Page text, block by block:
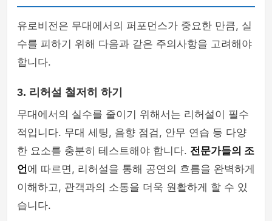
유로비전은 무대에서의 퍼포먼스가 중요한 만큼, 실
수를 피하기 위해 다음과 같은 주의사항을 고려해야
합니다.
3. 리허설 철저히 하기
무대에서의 실수를 줄이기 위해서는 리허설이 필수
적입니다. 무대 세팅, 음향 점검, 안무 연습 등 다양
한 요소를 충분히 테스트해야 합니다. 전문가들의 조
언에 따르면, 리허설을 통해 공연의 흐름을 완벽하게
이해하고, 관객과의 소통을 더욱 원활하게 할 수 있
습니다.